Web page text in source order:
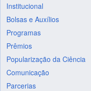
Institucional
Bolsas e Auxílios
Programas
Prêmios
Popularização da Ciência
Comunicação
Parcerias